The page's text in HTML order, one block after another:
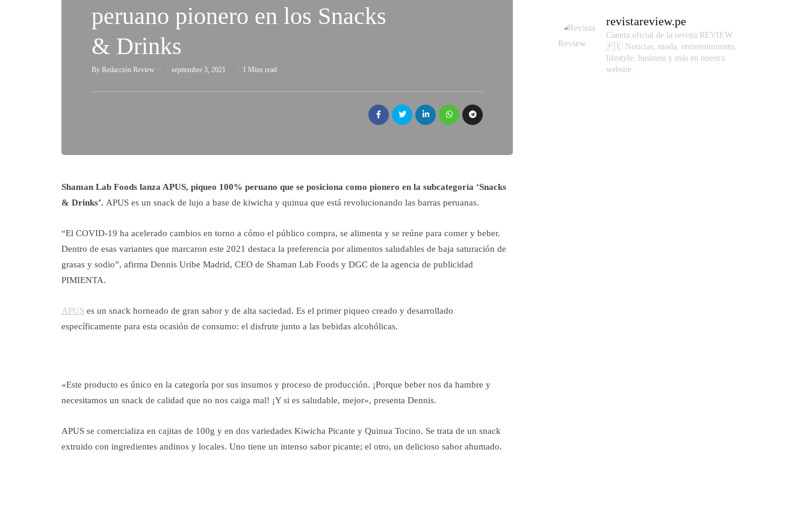
peruano pionero en los Snacks
& Drinks
By Redacción Review septiembre 3, 2021 1 Mins read
Shaman Lab Foods lanza APUS, piqueo 100% peruano que se posiciona como pionero en la subcategoría ‘Snacks
& Drinks’. APUS es un snack de lujo a base de kiwicha y quinua que está revolucionando las barras peruanas.
“El COVID-19 ha acelerado cambios en torno a cómo el público compra, se alimenta y se reúne para comer y beber.
Dentro de esas variantes que marcaron este 2021 destaca la preferencia por alimentos saludables de baja saturación de
grasas y sodio”, afirma Dennis Uribe Madrid, CEO de Shaman Lab Foods y DGC de la agencia de publicidad
PIMIENTA.
APUS es un snack horneado de gran sabor y de alta saciedad. Es el primer piqueo creado y desarrollado
específicamente para esta ocasión de consumo: el disfrute junto a las bebidas alcohólicas.
«Este producto es único en la categoría por sus insumos y proceso de producción. ¡Porque beber nos da hambre y
necesitamos un snack de calidad que no nos caiga mal! ¡Y si es saludable, mejor», presenta Dennis.
APUS se comercializa en cajitas de 100g y en dos variedades Kiwicha Picante y Quinua Tocino. Se trata de un snack
extruido con ingredientes andinos y locales. Uno tiene un intenso sabor picante; el otro, un delicioso sabor ahumado.
revistareview.pe
Cuenta oficial de la revista REVIEW
🇵🇪 Noticias, moda, entretenimiento,
lifestyle, business y más en nuestra
website.